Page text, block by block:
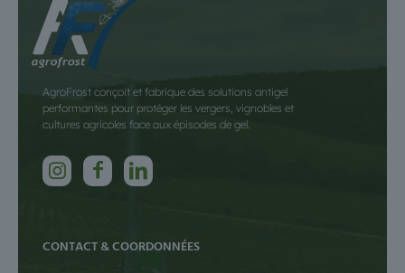
AgroFrost conçoit et fabrique des solutions antigel
performantes pour protéger les vergers, vignobles et
cultures agricoles face aux épisodes de gel.
CONTACT & COORDONNÉES